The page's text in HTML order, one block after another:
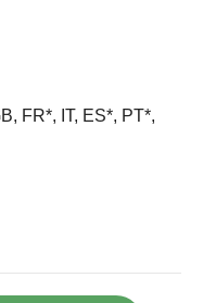
FR*, IT, ES*, PT*,